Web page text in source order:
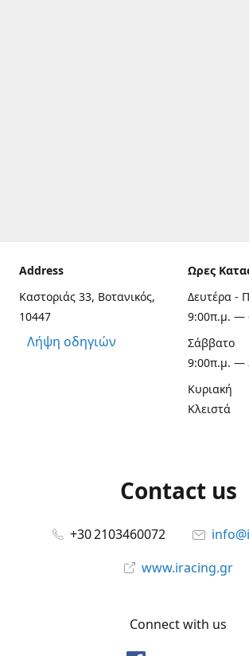
Address
Καστοριάς 33, Βοτανικός,
10447
Λήψη οδηγιών
Ωρες
Δευτέρα -
9:00π.μ. —
Σάββατο
9:00π.μ. —
Κυριακή
Κλειστά
Contact us
+30 2103460072
www.iracing.gr
Connect with us